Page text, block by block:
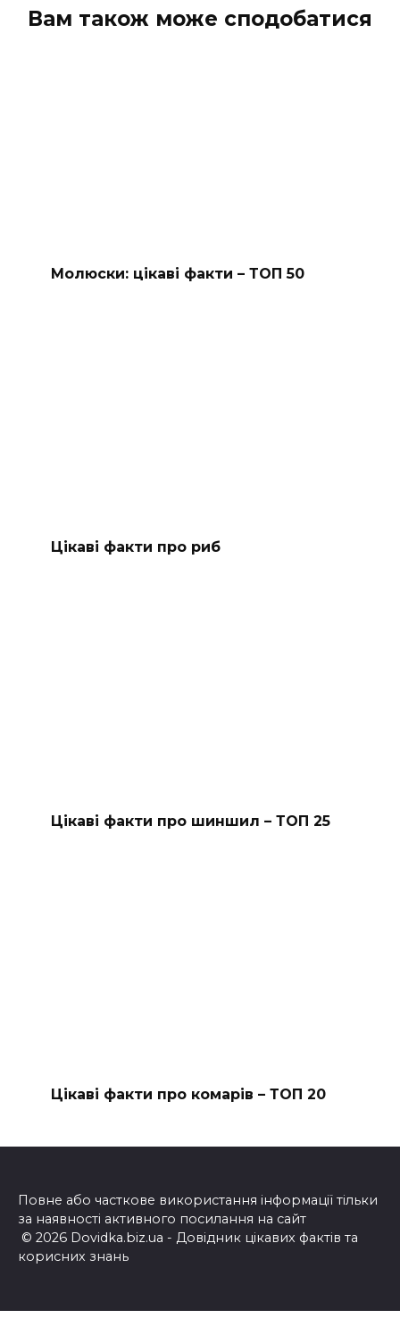
Вам також може сподобатися
Молюски: цікаві факти – ТОП 50
Цікаві факти про риб
Цікаві факти про шиншил – ТОП 25
Цікаві факти про комарів – ТОП 20
Повне або часткове використання інформації тільки
за наявності активного посилання на сайт
© 2026 Dovidka.biz.ua - Довідник цікавих фактів та
корисних знань